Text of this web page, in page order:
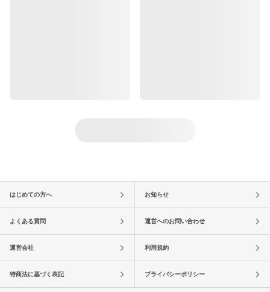
はじめての方へ お知らせ
よくある質問 運営へのお問い合わせ
運営会社 利用規約
特商法に基づく表記 プライバシーポリシー